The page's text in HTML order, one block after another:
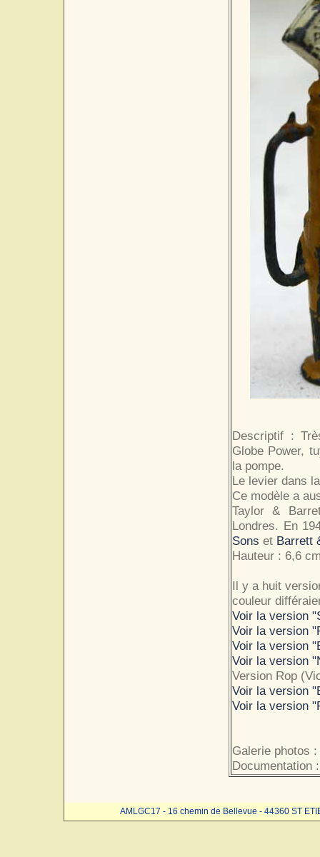
Descriptif :
Globe Power,
la pompe.
Le levier dans
Ce modèle a
Taylor &
Londres. En
Sons et Barrett
Hauteur : 6,6
Il y a huit
couleur
Voir la version
Voir la version
Voir la version
Voir la version
Version Rop
Voir la version
Voir la version
Galerie photos :
Documentation :
AMLGC17 - 16 chemin de Bellevue - 44360 ST